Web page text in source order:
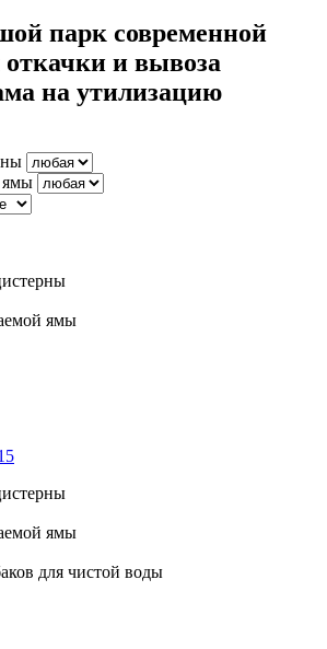
парк современной
откачки и вывоза
на утилизацию
ямы
ямы
ямы
для чистой воды